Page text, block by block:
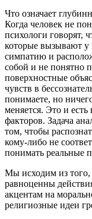
Что означает
Когда человек не
психологи говорят,
которые вызывают у
симпатию и
собой и не понятно
поверхностные
чувств в
понимаете, но
меняется. Это и
факторов. Задача
том, чтобы
кому-либо не
понимать реальные
Мы исходим из того,
равноценны
акцентам на
религиозные идеи